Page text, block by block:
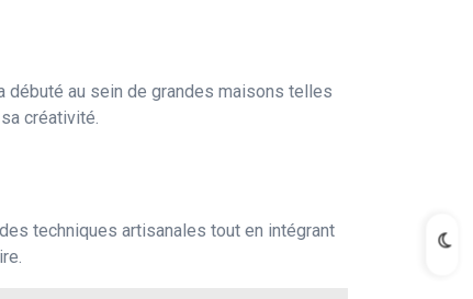
débuté au sein de grandes maisons telles
créativité.
techniques artisanales tout en intégrant